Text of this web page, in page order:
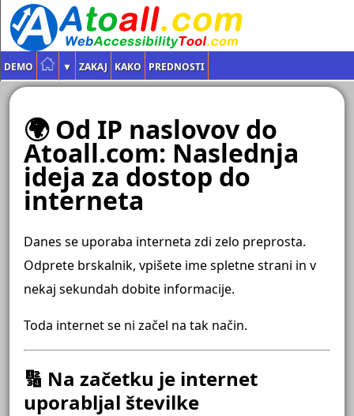
DEMO ▼ ZAKAJ KAKO PREDNOSTI
🌍 Od IP naslovov do
Atoall.com: Naslednja
ideja za dostop do
interneta
Danes se uporaba interneta zdi zelo preprosta.
Odprete brskalnik, vpišete ime spletne strani in v
nekaj sekundah dobite informacije.
Toda internet se ni začel na tak način.
🔢 Na začetku je internet
uporabljal številke